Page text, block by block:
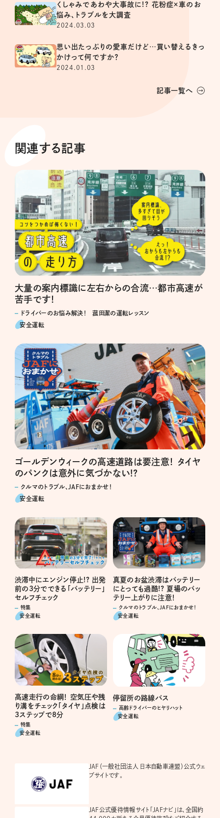
くしゃみであわや大事故に!? 花粉症×車のお
悩み、トラブルを大調査
2024.03.03
思い出たっぷりの愛車だけど…買い替えるきっ
かけって何ですか？
2024.01.03
記事一覧へ
関連する記事
大量の案内標識に左右からの合流…都市高速が
苦手です！
ドライバーのお悩み解決！ 菰田潔の運転レッスン
安全運転
ゴールデンウィークの高速道路は要注意！ タイヤ
のパンクは意外に気づかない!?
クルマのトラブル、JAFにおまかせ！
安全運転
渋滞中にエンジン停止!? 出発
前の3分でできる「バッテリー」
セルフチェック
特集
安全運転
真夏のお盆渋滞はバッテリー
にとっても過酷!? 夏場のバッ
テリー上がりに注意！
クルマのトラブル、JAFにおまかせ！
安全運転
高速走行の命綱！ 空気圧や残
り溝をチェック「タイヤ」点検は
3ステップで8分
特集
安全運転
停留所の路線バス
高齢ドライバーのヒヤリハット
安全運転
JAF（一般社団法人 日本自動車連盟）公式ウェ
ブサイトです。
JAF公式優待情報サイト「JAFナビ」は、全国約